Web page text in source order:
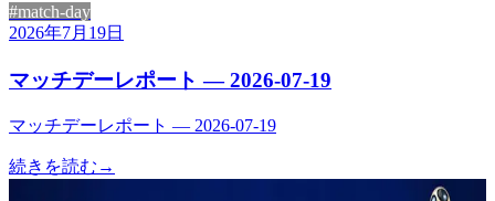
#match-day
2026年7月19日
マッチデーレポート — 2026-07-19
マッチデーレポート — 2026-07-19
続きを読む →